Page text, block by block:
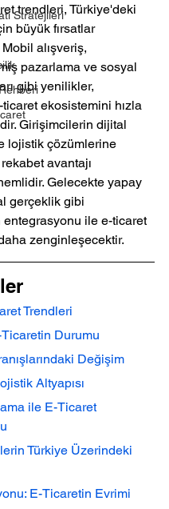
Stratejileri
trendleri, Türkiye'deki
büyük fırsatlar
alışveriş,
pazarlama ve sosyal
gibi yenilikler,
ekosistemini hızla
Girişimcilerin dijital
lojistik çözümlerine
avantajı
Gelecekte yapay
gerçeklik gibi
ile e-ticaret
zenginleşecektir.
Trendleri
Ticaretin Durumu
Değişim
Altyapısı
ile E-Ticaret
Türkiye Üzerindeki
E-Ticaretin Evrimi